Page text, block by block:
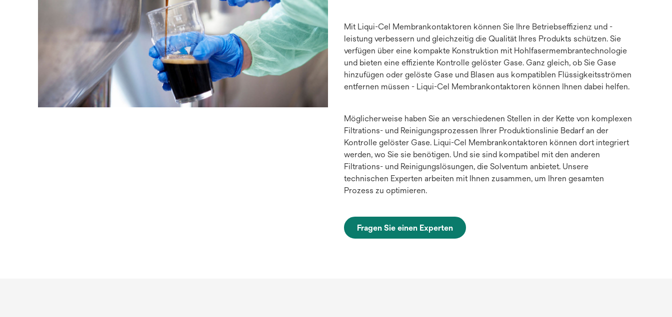
Mit Liqui-Cel Membrankontaktoren können Sie Ihre Betriebseffizienz und -
leistung verbessern und gleichzeitig die Qualität Ihres Produkts schützen. Sie
verfügen über eine kompakte Konstruktion mit Hohlfasermembrantechnologie
und bieten eine effiziente Kontrolle gelöster Gase. Ganz gleich, ob Sie Gase
hinzufügen oder gelöste Gase und Blasen aus kompatiblen Flüssigkeitsströmen
entfernen müssen - Liqui-Cel Membrankontaktoren können Ihnen dabei helfen.
Möglicherweise haben Sie an verschiedenen Stellen in der Kette von komplexen
Filtrations- und Reinigungsprozessen Ihrer Produktionslinie Bedarf an der
Kontrolle gelöster Gase. Liqui-Cel Membrankontaktoren können dort integriert
werden, wo Sie sie benötigen. Und sie sind kompatibel mit den anderen
Filtrations- und Reinigungslösungen, die Solventum anbietet. Unsere
technischen Experten arbeiten mit Ihnen zusammen, um Ihren gesamten
Prozess zu optimieren.
Fragen Sie einen Experten